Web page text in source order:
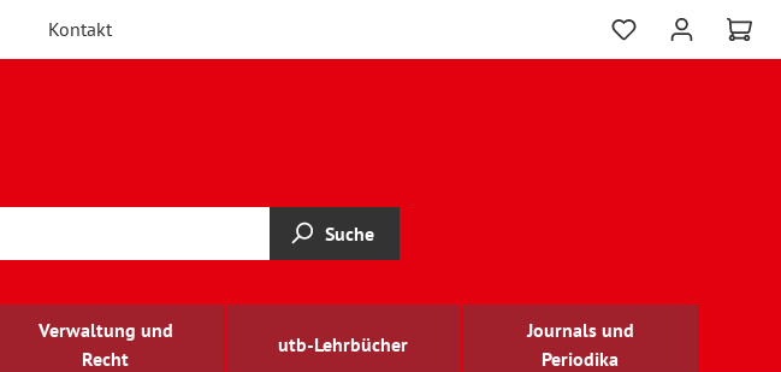
Kontakt
Suche
Verwaltung und
Recht
utb-Lehrbücher
Journals und
Periodika